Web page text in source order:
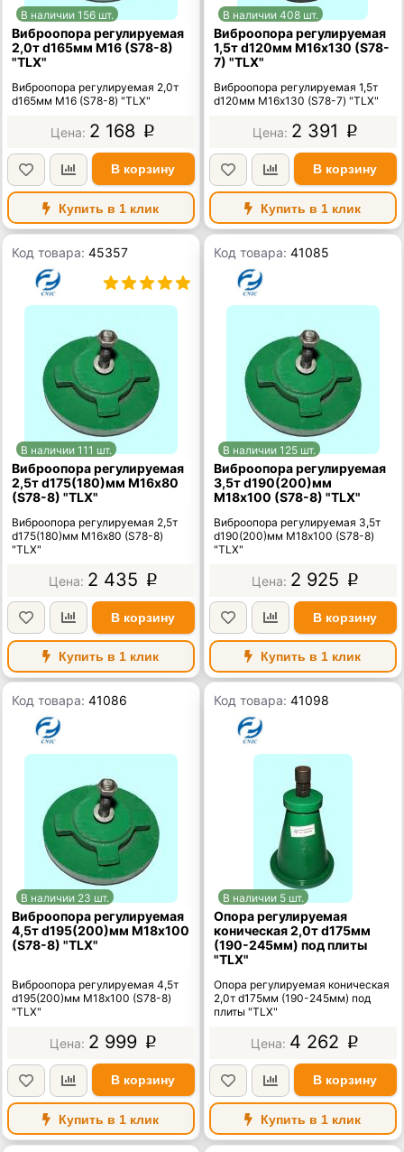
В наличии 156 шт.
Виброопора регулируемая
2,0т d165мм М16 (S78-8)
"TLX"
Виброопора регулируемая 2,0т
d165мм М16 (S78-8) "TLX"
2 168 p
В корзину
Купить в 1 клик
В наличии 408 шт.
Виброопора регулируемая
1,5т d120мм М16х130 (S78-
7) "TLX"
Виброопора регулируемая 1,5т
d120мм М16х130 (S78-7) "TLX"
2 391 p
В корзину
Купить в 1 клик
Код товара:45357
В наличии 111 шт.
Виброопора регулируемая
2,5т d175(180)мм М16х80
(S78-8) "TLX"
Виброопора регулируемая 2,5т
d175(180)мм М16х80 (S78-8)
"TLX"
2 435 p
В корзину
Купить в 1 клик
Код товара:41085
В наличии 125 шт.
Виброопора регулируемая
3,5т d190(200)мм
М18х100 (S78-8) "TLX"
Виброопора регулируемая 3,5т
d190(200)мм М18х100 (S78-8)
"TLX"
2 925 p
В корзину
Купить в 1 клик
Код товара:41086
В наличии 23 шт.
Виброопора регулируемая
4,5т d195(200)мм М18х100
(S78-8) "TLX"
Виброопора регулируемая 4,5т
d195(200)мм М18х100 (S78-8)
"TLX"
2 999 p
В корзину
Купить в 1 клик
Код товара:41098
В наличии 5 шт.
Опора регулируемая
коническая 2,0т d175мм
(190-245мм) под плиты
"TLX"
Опора регулируемая коническая
2,0т d175мм (190-245мм) под
плиты "TLX"
4 262 p
В корзину
Купить в 1 клик